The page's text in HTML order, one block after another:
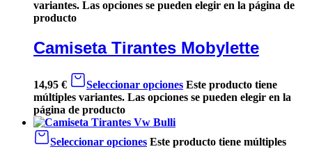
variantes. Las opciones se pueden elegir en la página de
producto
Camiseta Tirantes Mobylette
14,95 € Seleccionar opciones Este producto tiene
múltiples variantes. Las opciones se pueden elegir en la
página de producto
Seleccionar opciones Este producto tiene múltiples